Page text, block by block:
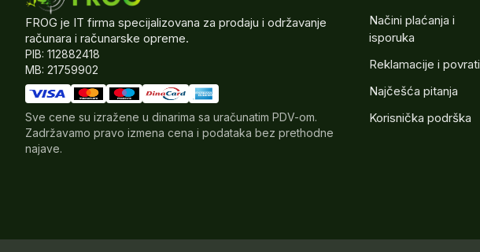
FROG je IT firma specijalizovana za prodaju i održavanje
računara i računarske opreme.
PIB: 112882418
MB: 21759902
Sve cene su izražene u dinarima sa uračunatim PDV-om.
Zadržavamo pravo izmena cena i podataka bez prethodne
najave.
Načini plaćanja i
isporuka
Reklamacije i povrati
Najčešća pitanja
Korisnička podrška